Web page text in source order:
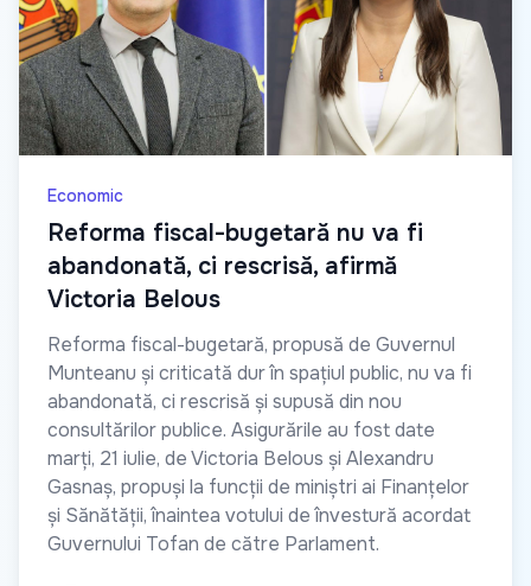
Economic
Reforma fiscal-bugetară nu va fi
abandonată, ci rescrisă, afirmă
Victoria Belous
Reforma fiscal-bugetară, propusă de Guvernul
Munteanu și criticată dur în spațiul public, nu va fi
abandonată, ci rescrisă și supusă din nou
consultărilor publice. Asigurările au fost date
marți, 21 iulie, de Victoria Belous și Alexandru
Gasnaș, propuși la funcții de miniștri ai Finanțelor
și Sănătății, înaintea votului de învestură acordat
Guvernului Tofan de către Parlament.